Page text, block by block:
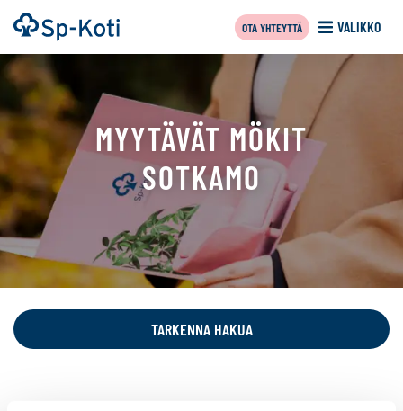
Siirry
sisältöön
Etusivu VALIKKO
OTA YHTEYTTÄ
MYYTÄVÄT MÖKIT
SOTKAMO
Tällä
sivulla
TARKENNA HAKUA